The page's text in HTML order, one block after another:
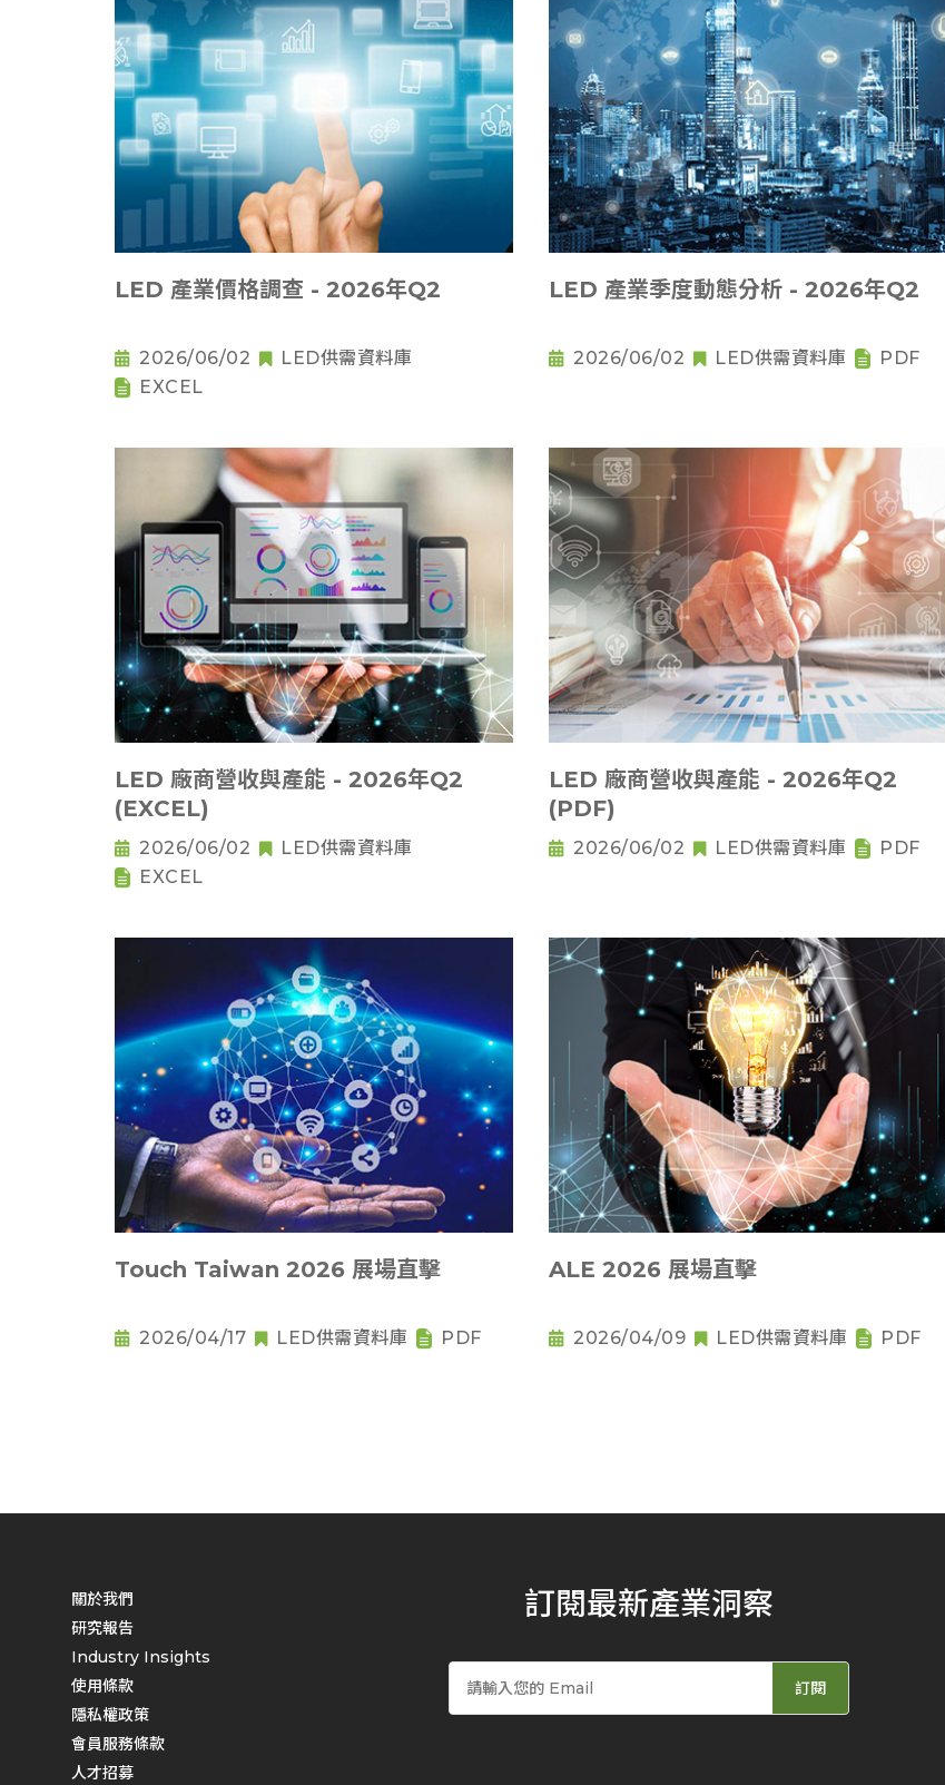
LED 產業價格調查 - 2026年Q2
2026/06/02
LED供需資料庫
EXCEL
LED 產業季度動態分析 - 2026年Q2
2026/06/02 LED供需資料庫 PDF
LED 廠商營收與產能 - 2026年Q2
(EXCEL)
2026/06/02
LED供需資料庫
EXCEL
LED 廠商營收與產能 - 2026年Q2
(PDF)
2026/06/02 LED供需資料庫 PDF
Touch Taiwan 2026 展場直擊
2026/04/17 LED供需資料庫 PDF
ALE 2026 展場直擊
2026/04/09 LED供需資料庫 PDF
關於我們
研究報告
Industry Insights
使用條款
隱私權政策
會員服務條款
人才招募
訂閱最新產業洞察
訂閱